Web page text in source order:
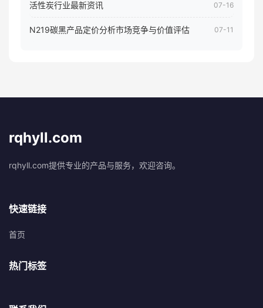
活性炭行业最新资讯 07-16
N219碳黑产品定价分析市场竞争与价值评估 07-11
rqhyll.com
rqhyll.com提供专业的产品与服务，欢迎咨询。
快速链接
首页
热门标签